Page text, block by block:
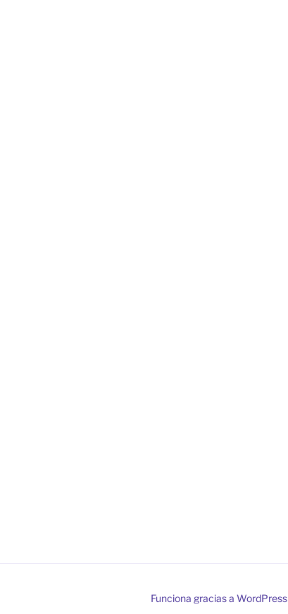
Funciona gracias a WordPress